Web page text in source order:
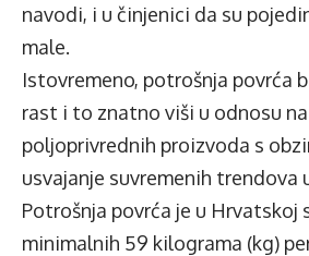
navodi, i u činjenici da su
male.
Istovremeno, potrošnja povrća
rast i to znatno viši u odnosu
poljoprivrednih proizvoda s
usvajanje suvremenih trendova
Potrošnja povrća je u Hrvatskoj
minimalnih 59 kilograma (kg)